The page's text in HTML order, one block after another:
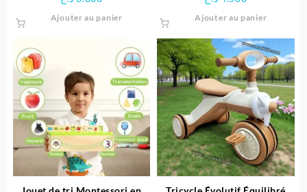
Ajouter au panier Ajouter au panier